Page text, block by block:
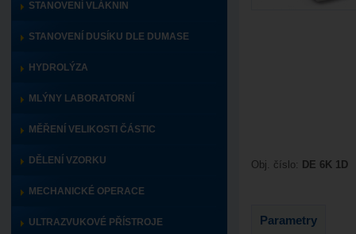
STANOVENÍ VLÁKNIN
STANOVENÍ DUSÍKU DLE DUMASE
HYDROLÝZA
MLÝNY LABORATORNÍ
MĚŘENÍ VELIKOSTI ČÁSTIC
DĚLENÍ VZORKU
MECHANICKÉ OPERACE
ULTRAZVUKOVÉ PŘÍSTROJE
Obj. číslo: DE 6K 1D
Parametry